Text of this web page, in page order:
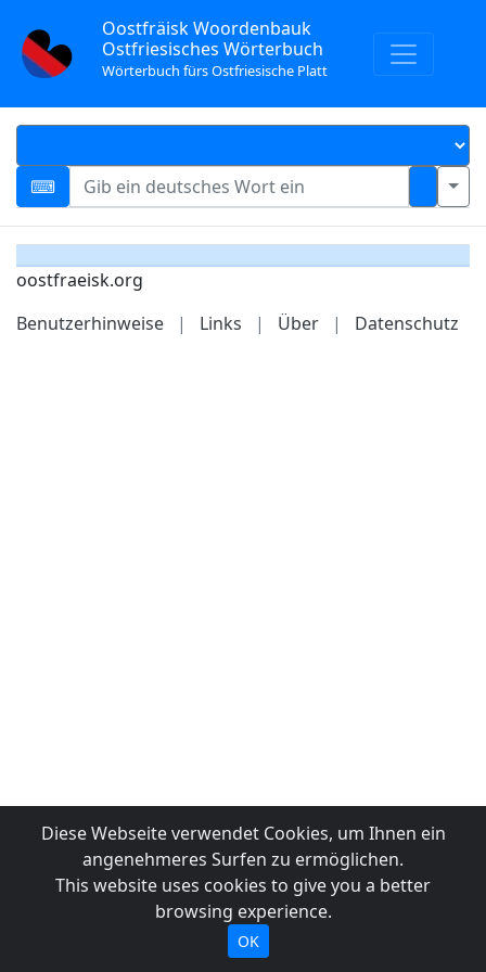
Oostfräisk Woordenbauk
Ostfriesisches Wörterbuch
Wörterbuch fürs Ostfriesische Platt
oostfraeisk.org
Benutzerhinweise
| Links | Über | Datenschutz
Diese Webseite verwendet Cookies, um Ihnen ein
angenehmeres Surfen zu ermöglichen.
This website uses cookies to give you a better
browsing experience.
OK